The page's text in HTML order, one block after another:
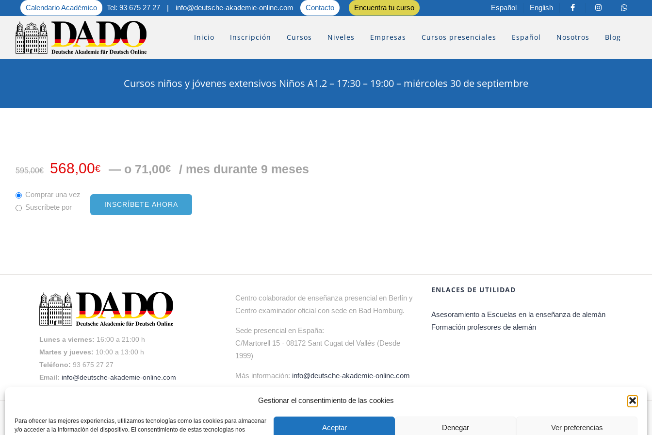
Gestionar el consentimiento de las cookies
Para ofrecer las mejores experiencias, utilizamos tecnologías como las cookies para almacenar
y/o acceder a la información del dispositivo. El consentimiento de estas tecnologías nos
Aceptar Denegar Ver preferencias
al
contenido
Calendario Académico Tel: 93 675 27 27 | info@deutsche-akademie-online.com Contacto Encuentra tu curso Español English
Inicio Inscripción Cursos Niveles Empresas Cursos presenciales Español Nosotros Blog
Cursos niños y jóvenes extensivos Niños A1.2 – 17:30 – 19:00 – miércoles 30 de septiembre
595,00€
El
original
era:
568,00€
El
actual
es:
— o 71,00€ / mes durante 9 meses
Comprar una vez
Suscríbete por
INSCRÍBETE AHORA
Lunes a viernes: 16:00 a 21:00 h
Martes y jueves: 10:00 a 13:00 h
Teléfono: 93 675 27 27
Email: info@deutsche-akademie-online.com
Centro colaborador de enseñanza presencial en Berlín y
Centro examinador oficial con sede en Bad Homburg.
Sede presencial en España:
C/Martorell 15 · 08172 Sant Cugat del Vallés (Desde
1999)
Más información: info@deutsche-akademie-online.com
ENLACES DE UTILIDAD
Asesoramiento a Escuelas en la enseñanza de alemán
Formación profesores de alemán
©DADO Deutsche Akademie für Deutsch Online| Política de cookies| Política de privacidad
FacebookInstagram